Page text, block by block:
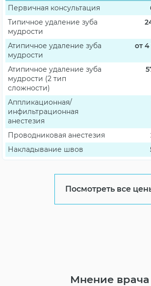
Первичная консультация
Типичное удаление зуба
мудрости
Атипичное удаление зуба
мудрости
от 4
Атипичное удаление зуба
мудрости (2 тип
сложности)
Аппликационная/
инфильтрационная
анестезия
Проводниковая анестезия
Накладывание швов
Посмотреть все
Мнение врача